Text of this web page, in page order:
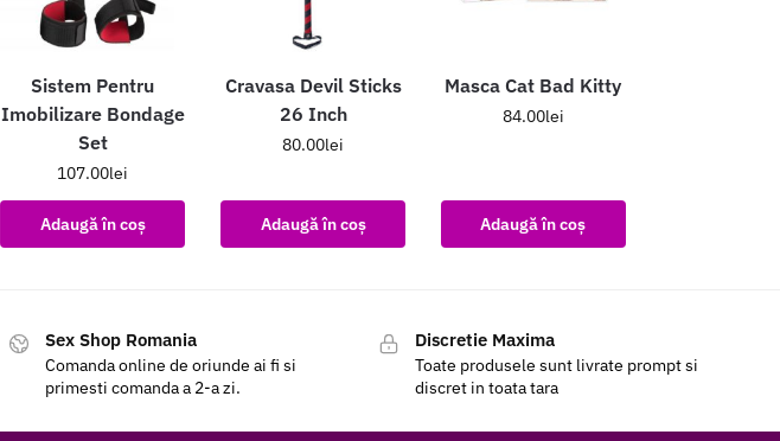
Sistem Pentru
Imobilizare Bondage
Set
107.00lei
Adaugă în coș
Cravasa Devil Sticks
26 Inch
80.00lei
Adaugă în coș
Masca Cat Bad Kitty
84.00lei
Adaugă în coș
Sex Shop Romania
Comanda online de oriunde ai fi si
primesti comanda a 2-a zi.
Discretie Maxima
Toate produsele sunt livrate prompt si
discret in toata tara